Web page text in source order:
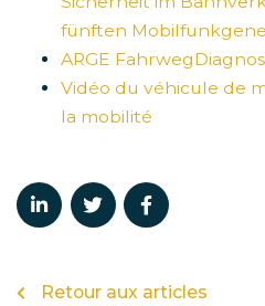
fünften
ARGE
Vidéo du véhicule de
la mobilité
Retour aux articles